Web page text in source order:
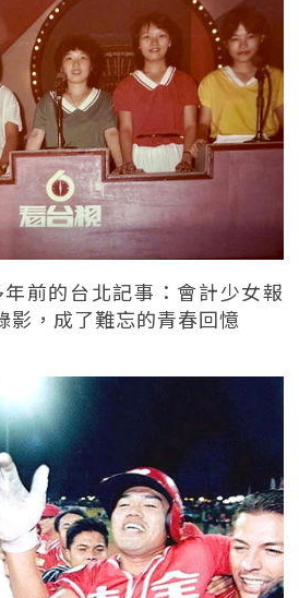
年前的台北記事：會計少女報
影，成了難忘的青春回憶